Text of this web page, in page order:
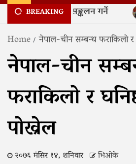
BREAKING
रुपैयाँको निक्षेप सङ्कलन गर्ने
Home नेपाल-चीन सम्बन्ध फराकिलो र
नेपाल-चीन
फराकिलो र
पोख्रेल
२०७६ मंसिर १४, शनिवार भिओके